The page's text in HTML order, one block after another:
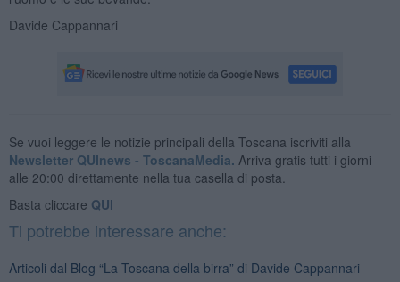
Davide Cappannari
Se vuoi leggere le notizie principali della Toscana iscriviti alla
Newsletter QUInews - ToscanaMedia. Arriva gratis tutti i giorni
alle 20:00 direttamente nella tua casella di posta.
Basta cliccare QUI
Ti potrebbe interessare anche:
Articoli dal Blog “La Toscana della birra” di Davide Cappannari